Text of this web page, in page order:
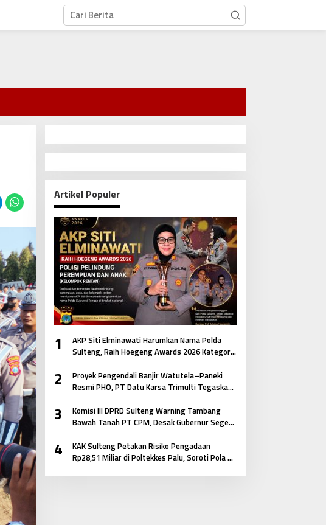
Artikel Populer
1
AKP Siti Elminawati Harumkan Nama Polda
Sulteng, Raih Hoegeng Awards 2026 Kategori
2
Proyek Pengendali Banjir Watutela–Paneki
Resmi PHO, PT Datu Karsa Trimulti Tegaskan
Masyarakat
3
Komisi III DPRD Sulteng Warning Tambang
Bawah Tanah PT CPM, Desak Gubernur Segera
4
KAK Sulteng Petakan Risiko Pengadaan
Rp28,51 Miliar di Poltekkes Palu, Soroti Pola E-